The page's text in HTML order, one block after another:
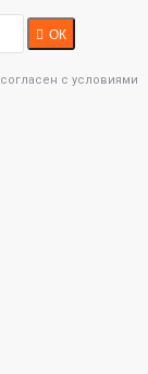
ОК
с условиями